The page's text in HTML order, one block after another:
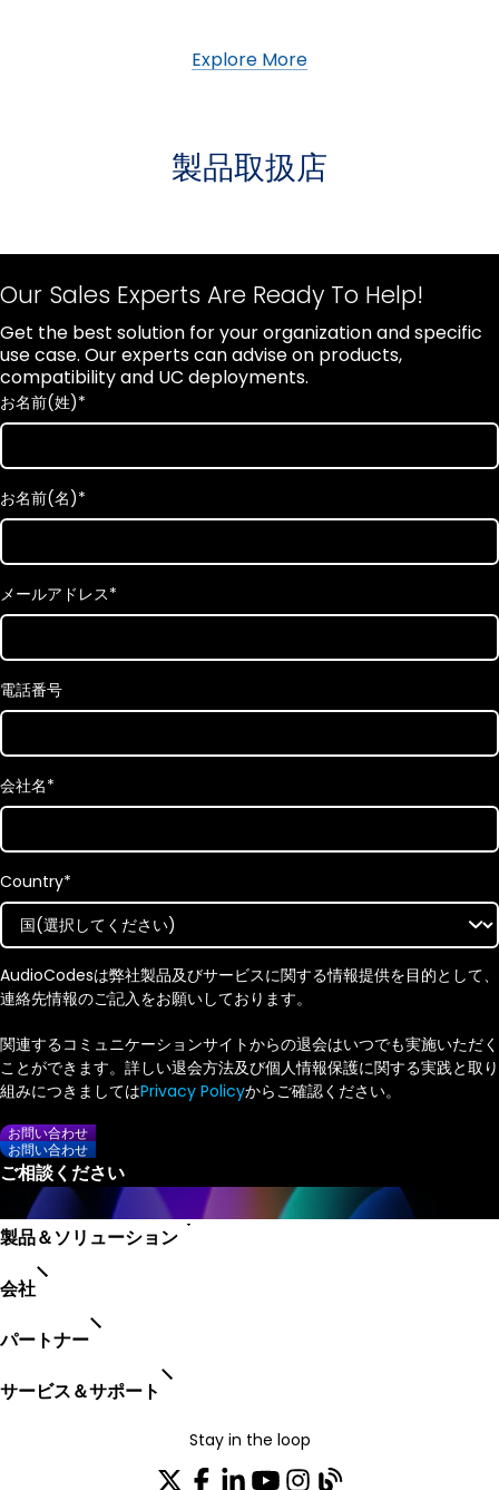
Explore More
製品取扱店
Our Sales Experts Are Ready To Help!
Get the best solution for your organization and specific
use case. Our experts can advise on products,
compatibility and UC deployments.
お名前(姓)*
お名前(名)*
メールアドレス*
電話番号
会社名*
Country*
AudioCodesは弊社製品及びサービスに関する情報提供を目的として、
連絡先情報のご記入をお願いしております。
関連するコミュニケーションサイトからの退会はいつでも実施いただく
ことができます。詳しい退会方法及び個人情報保護に関する実践と取り
組みにつきましてはPrivacy Policyからご確認ください。
製品＆ソリューション
会社
パートナー
サービス＆サポート
Stay in the loop
お問い合わせ
お問い合わせ